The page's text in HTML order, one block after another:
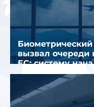
Биометрический
вызвал очереди
ЕС: систему
отключать